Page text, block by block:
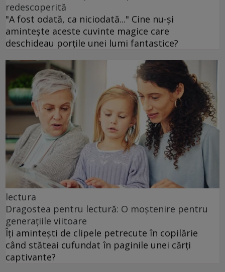
redescoperită
"A fost odată, ca niciodată..." Cine nu-și
amintește aceste cuvinte magice care
deschideau porțile unei lumi fantastice?
lectura
Dragostea pentru lectură: O moștenire pentru
generațiile viitoare
Îți amintești de clipele petrecute în copilărie
când stăteai cufundat în paginile unei cărți
captivante?